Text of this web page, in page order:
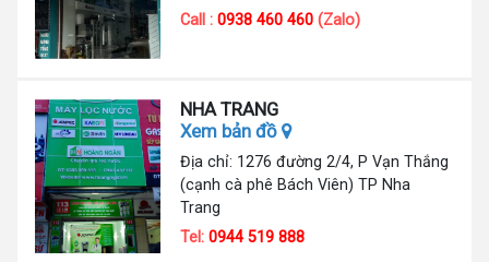
Call :0938 460 460 (Zalo)
NHA TRANG
Xem bản đồ
Địa chỉ: 1276 đường 2/4, P Vạn Thắng
(cạnh cà phê Bách Viên) TP Nha
Trang
Tel:0944 519 888